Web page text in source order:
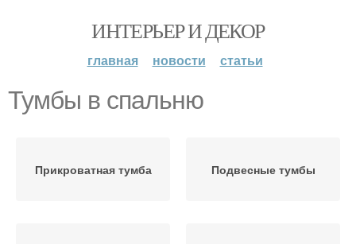
ИНТЕРЬЕР И ДЕКОР
главная новости статьи
Тумбы в спальню
Прикроватная тумба Подвесные тумбы